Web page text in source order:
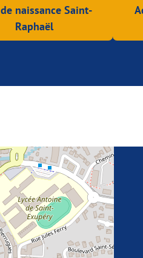
naissance Saint-
Raphaël